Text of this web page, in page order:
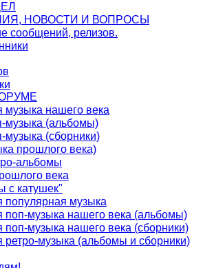
НОВОСТИ И ВОПРОСЫ
релизов.
нашего века
музыка (альбомы)
(сборники)
прошлого века)
альбомы
века
катушек"
музыка
музыка нашего века (альбомы)
музыка нашего века (сборники)
музыка (альбомы и сборники)